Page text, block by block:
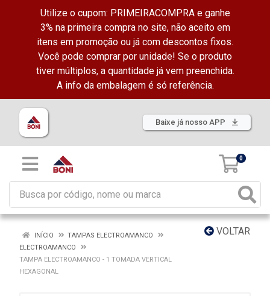
Utilize o cupom: PRIMEIRACOMPRA e ganhe
3% na primeira compra no site, não aceito em
itens em promoção ou já com descontos fixos.
Você pode comprar por unidade! Se o produto
tiver múltiplos, a quantidade já vem preenchida.
A info da embalagem é só referência.
Baixe já nosso APP
0
VOLTAR
INÍCIO
TAMPAS ELECTROAMANCO
ELECTROAMANCO
TAMPA ELECTROAMANCO - 1 TOMADA VERTICAL
HEXAGONAL